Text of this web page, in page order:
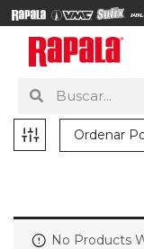
Ordenar
No Products